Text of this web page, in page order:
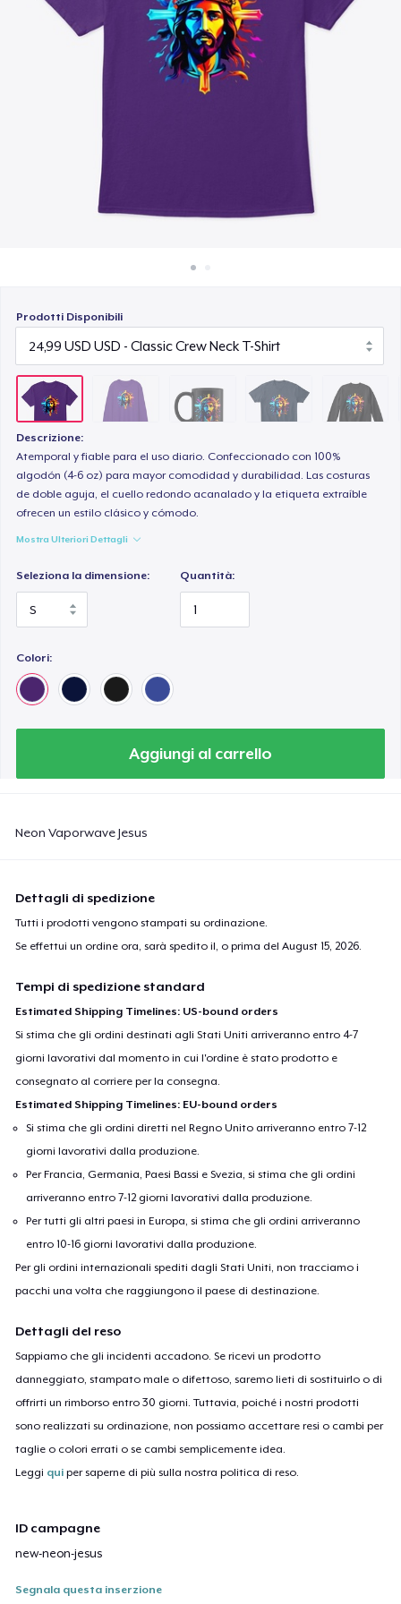
Vendi ovunque
Vendi qualsiasi cosa
Prodotti Disponibili
Descrizione:
Atemporal y fiable para el uso diario. Confeccionado con 100%
algodón (4-6 oz) para mayor comodidad y durabilidad. Las costuras
de doble aguja, el cuello redondo acanalado y la etiqueta extraíble
ofrecen un estilo clásico y cómodo.
Mostra Ulteriori Dettagli
Seleziona la dimensione: Quantità:
Colori:
Aggiungi al carrello
Neon Vaporwave Jesus
Dettagli di spedizione
Tutti i prodotti vengono stampati su ordinazione.
Se effettui un ordine ora, sarà spedito il, o prima delAugust 15, 2026.
Tempi di spedizione standard
Estimated Shipping Timelines: US-bound orders
Si stima che gli ordini destinati agli Stati Uniti arriveranno entro 4-7
giorni lavorativi dal momento in cui l'ordine è stato prodotto e
consegnato al corriere per la consegna.
Estimated Shipping Timelines: EU-bound orders
Si stima che gli ordini diretti nel Regno Unito arriveranno entro 7-12
giorni lavorativi dalla produzione.
Per Francia, Germania, Paesi Bassi e Svezia, si stima che gli ordini
arriveranno entro 7-12 giorni lavorativi dalla produzione.
Per tutti gli altri paesi in Europa, si stima che gli ordini arriveranno
entro 10-16 giorni lavorativi dalla produzione.
Per gli ordini internazionali spediti dagli Stati Uniti, non tracciamo i
pacchi una volta che raggiungono il paese di destinazione.
Dettagli del reso
Sappiamo che gli incidenti accadono. Se ricevi un prodotto
danneggiato, stampato male o difettoso, saremo lieti di sostituirlo o di
offrirti un rimborso entro 30 giorni. Tuttavia, poiché i nostri prodotti
sono realizzati su ordinazione, non possiamo accettare resi o cambi per
taglie o colori errati o se cambi semplicemente idea.
Leggi qui per saperne di più sulla nostra politica di reso.
ID campagne
new-neon-jesus
Segnala questa inserzione
18,99 USD
Comfort Tee
Unisex Classic Crewneck Sweatshirt
36,99 USD
Women's Classic Tee
Women's Comfort Tee
Heavy Tee
Women's Boyfriend Tee
Tru Transfer Printed Classic Tee
24,99 USD
Essential Tee
Classic Long Sleeve Tee
26,99 USD